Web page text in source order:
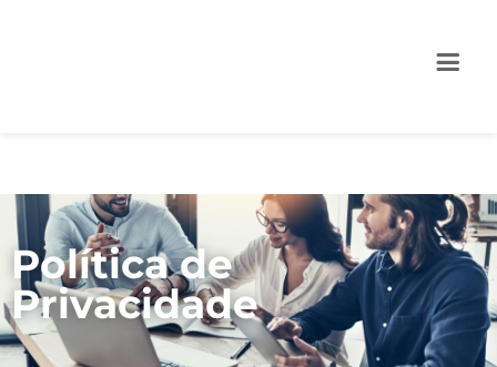
Política de
Privacidade